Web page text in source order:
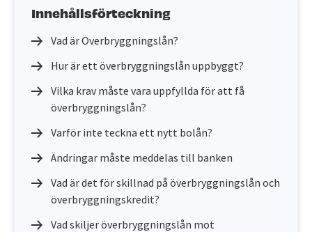
Innehållsförteckning
Vad är Överbryggningslån?
Hur är ett överbryggningslån uppbyggt?
Vilka krav måste vara uppfyllda för att få
överbryggningslån?
Varför inte teckna ett nytt bolån?
Ändringar måste meddelas till banken
Vad är det för skillnad på överbryggningslån och
överbryggningskredit?
Vad skiljer överbryggningslån mot